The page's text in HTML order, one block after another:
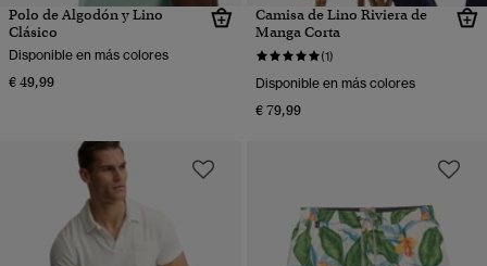
Polo de Algodón y Lino
Clásico
Disponible en más colores
€ 49,99
Camisa de Lino Riviera de
Manga Corta
(1)
Disponible en más colores
€ 79,99